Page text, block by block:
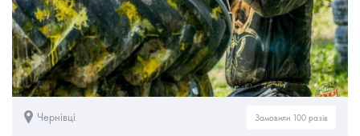
Чернівці Замовили 100 разів